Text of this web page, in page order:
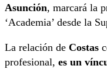
Asunción, marcará la
‘Academia’ desde la
La relación de Costas
profesional, es un